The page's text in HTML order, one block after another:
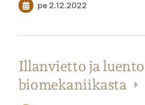
pe 2.12.2022
Illanvietto ja luento
biomekaniikasta